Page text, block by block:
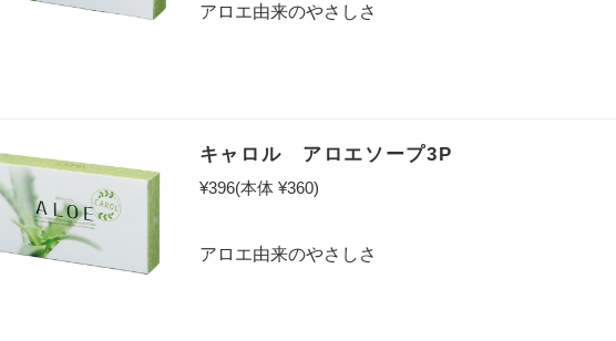
アロエ由来のやさしさ
キャロル アロエソープ3P
¥396(本体 ¥360)
アロエ由来のやさしさ